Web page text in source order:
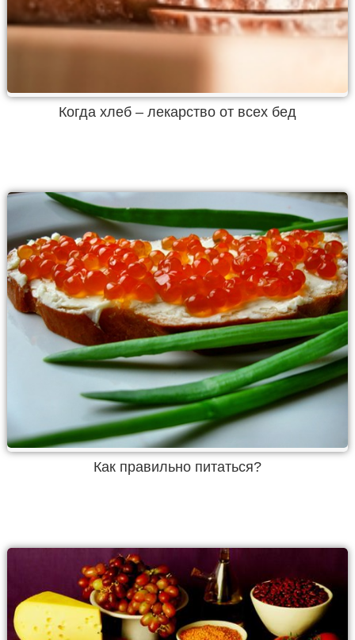
Когда хлеб – лекарство от всех бед
Как правильно питаться?